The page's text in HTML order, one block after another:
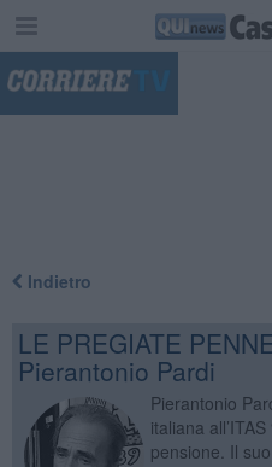
Indietro
LE PREGIATE
Pierantonio Pardi
Pierantonio
italiana
pensione. Il